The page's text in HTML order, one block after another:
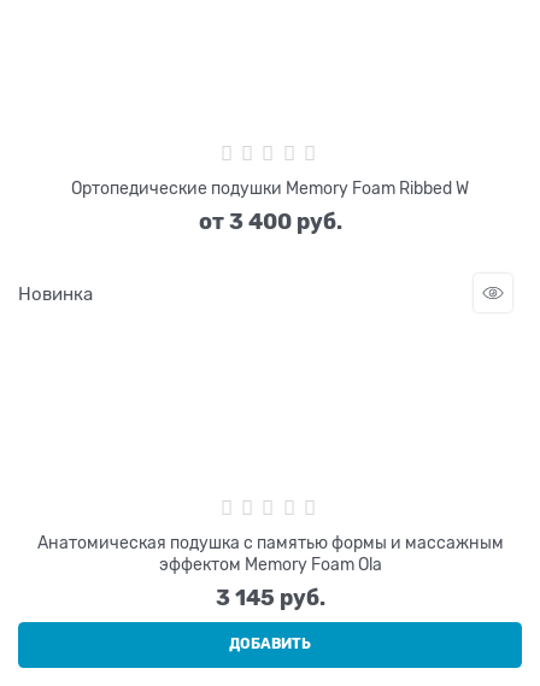
Ортопедические подушки Memory Foam Ribbed W
от3 400 руб.
Новинка
Анатомическая подушка с памятью формы и массажным
эффектом Memory Foam Ola
3 145 руб.
ДОБАВИТЬ